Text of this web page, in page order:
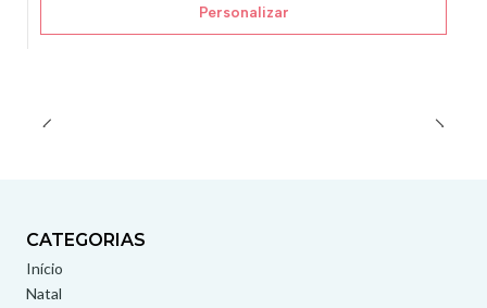
Personalizar
CATEGORIAS
Início
Natal